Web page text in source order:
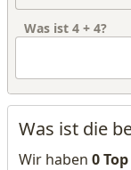
Was ist 4 + 4?
Was ist die
Wir haben 0